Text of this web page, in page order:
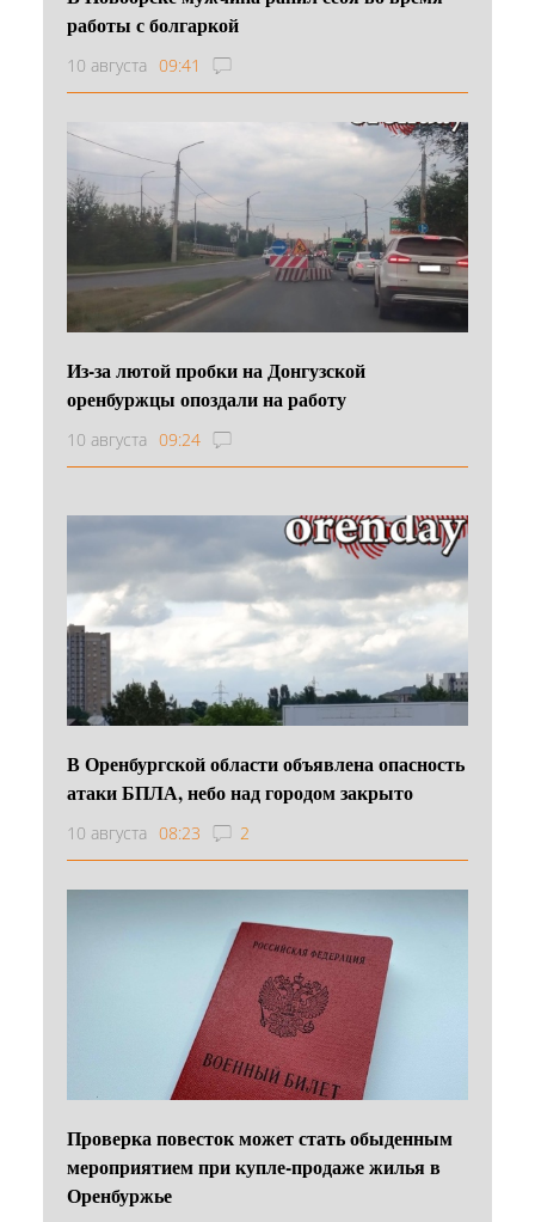
работы с болгаркой
10 августа 09:41
Из-за лютой пробки на Донгузской
оренбуржцы опоздали на работу
10 августа 09:24
В Оренбургской области объявлена опасность
атаки БПЛА, небо над городом закрыто
10 августа 08:23 2
Проверка повесток может стать обыденным
мероприятием при купле-продаже жилья в
Оренбуржье